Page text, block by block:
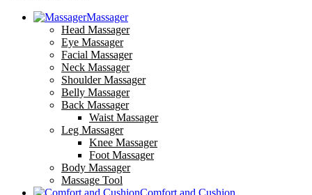
Massager
Head Massager
Eye Massager
Facial Massager
Neck Massager
Shoulder Massager
Belly Massager
Back Massager
Waist Massager
Leg Massager
Knee Massager
Foot Massager
Body Massager
Massage Tool
Comfort and Cushion